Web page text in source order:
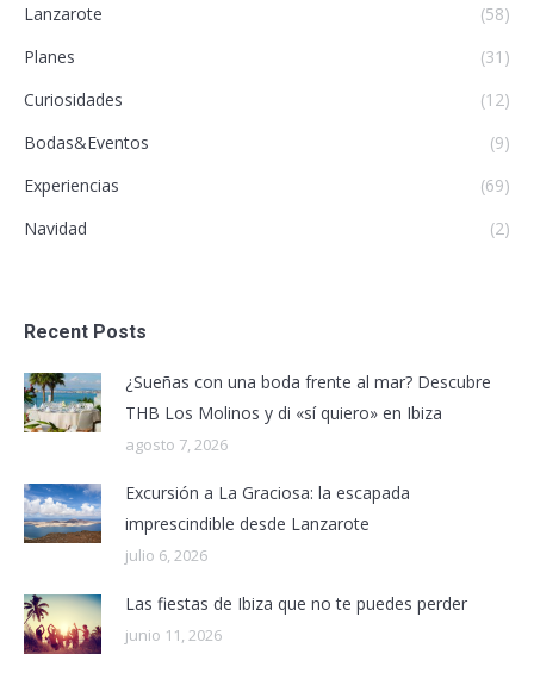
Lanzarote
(58)
Planes
(31)
Curiosidades
(12)
Bodas&Eventos
(9)
Experiencias
(69)
Navidad
(2)
Recent Posts
¿Sueñas con una boda frente al mar? Descubre
THB Los Molinos y di «sí quiero» en Ibiza
agosto 7, 2026
Excursión a La Graciosa: la escapada
imprescindible desde Lanzarote
julio 6, 2026
Las fiestas de Ibiza que no te puedes perder
junio 11, 2026